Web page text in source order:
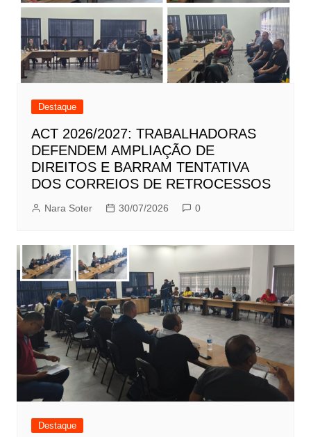
Destaque
ACT 2026/2027: TRABALHADORAS
DEFENDEM AMPLIAÇÃO DE
DIREITOS E BARRAM TENTATIVA
DOS CORREIOS DE RETROCESSOS
Nara Soter 30/07/2026 0
Destaque